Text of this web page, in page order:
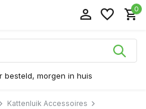
0
besteld, morgen in huis
Kattenluik Accessoires